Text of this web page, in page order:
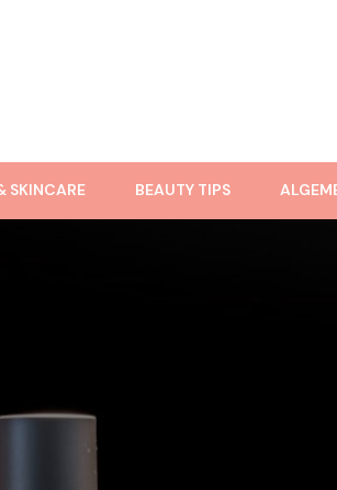
SKINCARE BEAUTY TIPS